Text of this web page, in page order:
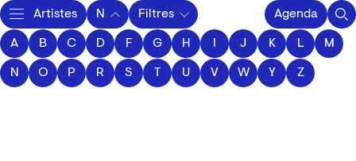
Artistes N
A B C D F G H J K L M
N O P R S T U V W Y Z
Filtres
Activity
Agenda